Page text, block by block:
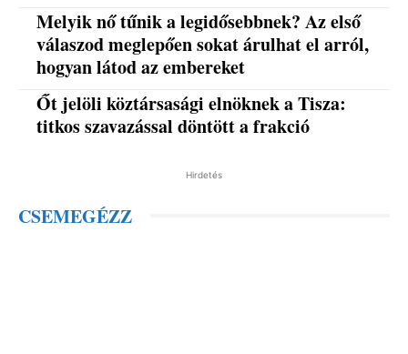
Melyik nő tűnik a legidősebbnek? Az első
válaszod meglepően sokat árulhat el arról,
hogyan látod az embereket
Őt jelöli köztársasági elnöknek a Tisza:
titkos szavazással döntött a frakció
Hirdetés
CSEMEGÉZZ